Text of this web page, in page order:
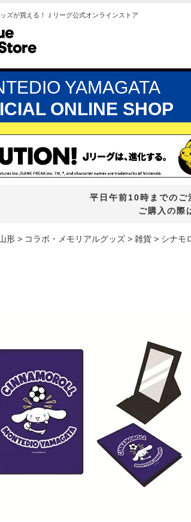
ズが買える！Ｊリーグ公式オンラインストア
YAMAGATA
ONLINE SHOP
平日午前10時までのご
ご購入の際
形 コラボ・メモリアルグッズ 雑貨 シナモ